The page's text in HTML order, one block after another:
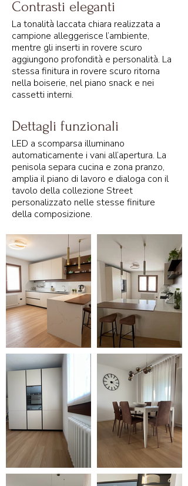
Contrasti eleganti
La tonalità laccata chiara realizzata a
campione alleggerisce l’ambiente,
mentre gli inserti in rovere scuro
aggiungono profondità e personalità. La
stessa finitura in rovere scuro ritorna
nella boiserie, nel piano snack e nei
cassetti interni.
Dettagli funzionali
LED a scomparsa illuminano
automaticamente i vani all’apertura. La
penisola separa cucina e zona pranzo,
amplia il piano di lavoro e dialoga con il
tavolo della collezione Street
personalizzato nelle stesse finiture
della composizione.